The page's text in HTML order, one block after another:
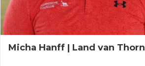
Micha Hanff | Land van Thorn